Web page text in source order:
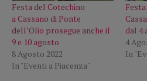
Festa del Cotechino
a Cassano di Ponte
dell’Olio prosegue anche il
9 e 10 agosto
8 Agosto 2022
In "Eventi a Piacenza"
dal 4
4
In